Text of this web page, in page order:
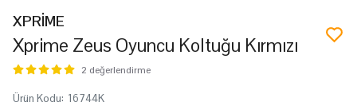
XPRİME
Xprime Zeus Oyuncu Koltuğu Kırmızı
2 değerlendirme
Ürün Kodu: 16744K